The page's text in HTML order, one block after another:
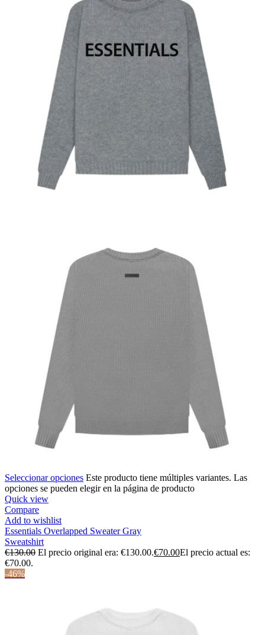
Seleccionar opciones Este producto tiene múltiples variantes. Las
opciones se pueden elegir en la página de producto
Quick view
Compare
Add to wishlist
Essentials Overlapped Sweater Gray
Sweatshirt
€130.00 El precio original era: €130.00.€70.00El precio actual es:
€70.00.
-46%